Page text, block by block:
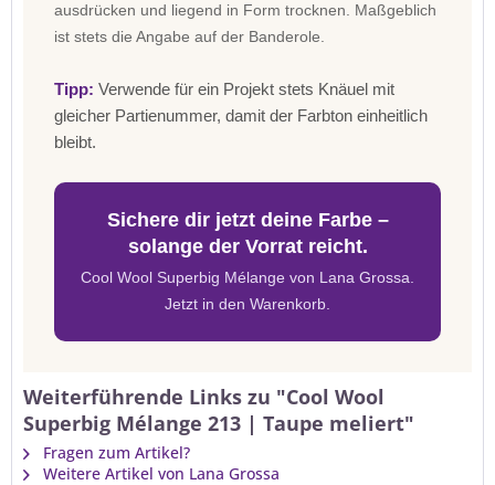
ausdrücken und liegend in Form trocknen. Maßgeblich
ist stets die Angabe auf der Banderole.
Tipp: Verwende für ein Projekt stets Knäuel mit
gleicher Partienummer, damit der Farbton einheitlich
bleibt.
Sichere dir jetzt deine Farbe –
solange der Vorrat reicht.
Cool Wool Superbig Mélange von Lana Grossa.
Jetzt in den Warenkorb.
Weiterführende Links zu "Cool Wool
Superbig Mélange 213 | Taupe meliert"
Fragen zum Artikel?
Weitere Artikel von Lana Grossa